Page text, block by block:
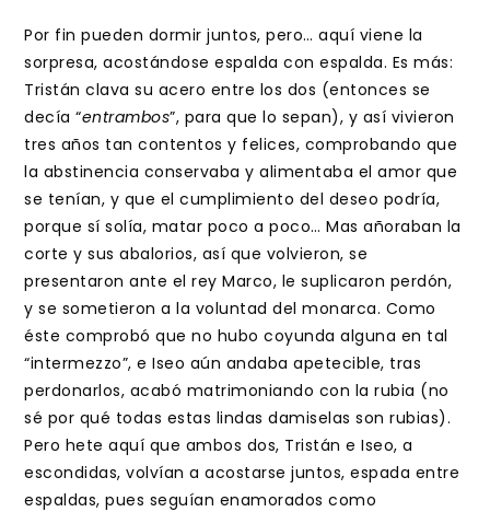
Por fin pueden dormir juntos, pero… aquí viene la
sorpresa, acostándose espalda con espalda. Es más:
Tristán clava su acero entre los dos (entonces se
decía “entrambos”, para que lo sepan), y así vivieron
tres años tan contentos y felices, comprobando que
la abstinencia conservaba y alimentaba el amor que
se tenían, y que el cumplimiento del deseo podría,
porque sí solía, matar poco a poco… Mas añoraban la
corte y sus abalorios, así que volvieron, se
presentaron ante el rey Marco, le suplicaron perdón,
y se sometieron a la voluntad del monarca. Como
éste comprobó que no hubo coyunda alguna en tal
“intermezzo”, e Iseo aún andaba apetecible, tras
perdonarlos, acabó matrimoniando con la rubia (no
sé por qué todas estas lindas damiselas son rubias).
Pero hete aquí que ambos dos, Tristán e Iseo, a
escondidas, volvían a acostarse juntos, espada entre
espaldas, pues seguían enamorados como